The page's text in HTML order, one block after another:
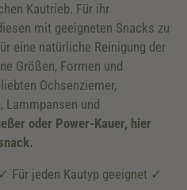
Kautrieb. Für ihr
mit geeigneten Snacks zu
eine natürliche Reinigung der
Größen, Formen und
Ochsenziemer,
Lammpansen und
oder Power-Kauer, hier
Für jeden Kautyp geeignet ✓